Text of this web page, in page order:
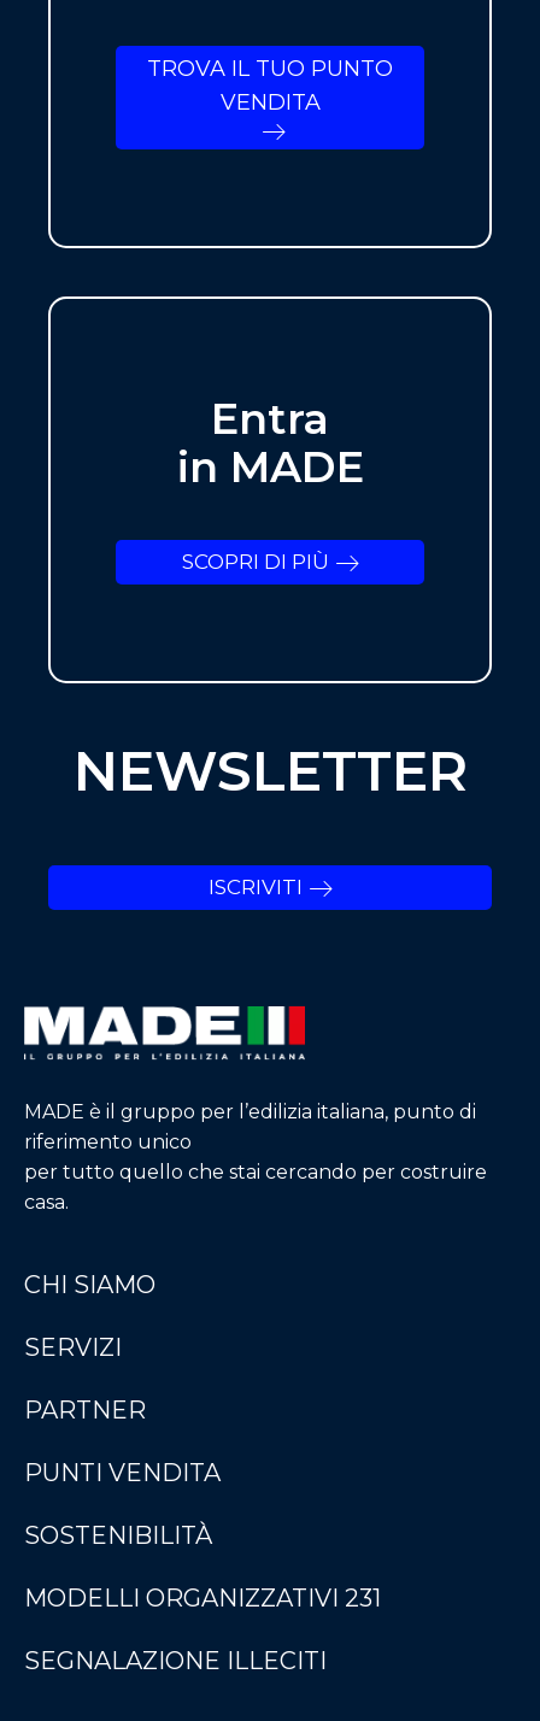
TROVA IL TUO PUNTO
VENDITA
Entra
in MADE
SCOPRI DI PIÙ
NEWSLETTER
ISCRIVITI
MADE è il gruppo per l’edilizia italiana, punto di
riferimento unico
per tutto quello che stai cercando per costruire
casa.
CHI SIAMO
SERVIZI
PARTNER
PUNTI VENDITA
SOSTENIBILITÀ
MODELLI ORGANIZZATIVI 231
SEGNALAZIONE ILLECITI